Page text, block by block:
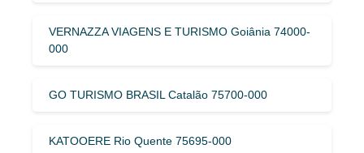
VERNAZZA VIAGENS E TURISMO Goiânia 74000-
000
GO TURISMO BRASIL Catalão 75700-000
KATOOERE Rio Quente 75695-000